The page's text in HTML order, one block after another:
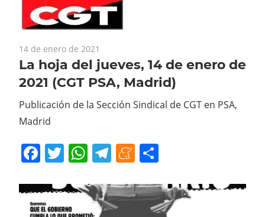
14 de enero de 2021
La hoja del jueves, 14 de enero de
2021 (CGT PSA, Madrid)
Publicación de la Sección Sindical de CGT en PSA,
Madrid
Facebook
Twitter
WhatsApp
Telegram
Meneame